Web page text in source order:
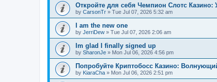
Откройте для себя Чемпион Слотс
by CarsonTr » Tue Jul 07, 2026 5:32 am
I am the new one
by JerriDew » Tue Jul 07, 2026 2:06 am
Im glad I finally signed up
by SharonJe » Mon Jul 06, 2026 4:56 pm
Попробуйте Криптобосс Казино:
by KiaraCha » Mon Jul 06, 2026 2:51 pm